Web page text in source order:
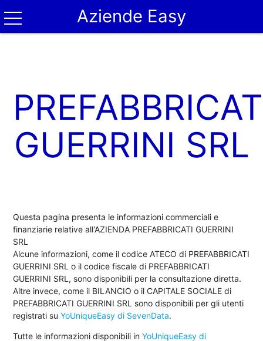
Aziende Easy
GUERRINI SRL
Questa pagina presenta le informazioni commerciali e
finanziarie relative all'AZIENDA PREFABBRICATI GUERRINI
SRL
Alcune informazioni, come il codice ATECO di PREFABBRICATI
GUERRINI SRL o il codice fiscale di PREFABBRICATI
GUERRINI SRL, sono disponibili per la consultazione diretta.
Altre invece, come il BILANCIO o il CAPITALE SOCIALE di
PREFABBRICATI GUERRINI SRL sono disponibili per gli utenti
registrati suYoUniqueEasy di SevenData.
Tutte le informazioni disponibili inYoUniqueEasy di